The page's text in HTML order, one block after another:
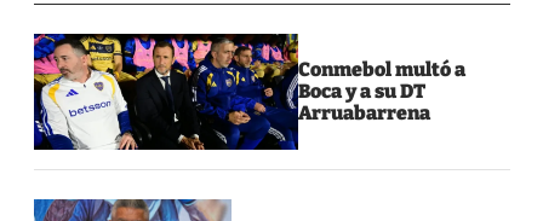
Conmebol multó a
Boca y a su DT
Arruabarrena